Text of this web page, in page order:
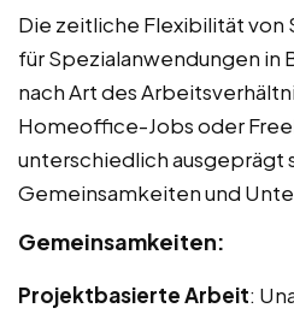
Die zeitliche Flexibilität
für Spezialanwendungen in
nach Art des
Homeoffice-Jobs oder
unterschiedlich ausgeprägt
Gemeinsamkeiten und
Gemeinsamkeiten:
Projektbasierte Arbeit: